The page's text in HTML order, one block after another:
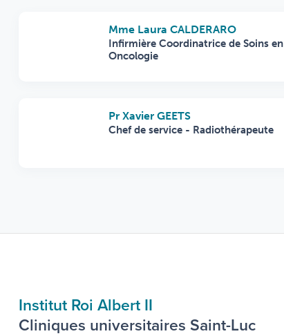
Mme Laura CALDERARO
Infirmière Coordinatrice de Soins en
Oncologie
Pr Xavier GEETS
Chef de service - Radiothérapeute
Institut Roi Albert II
Cliniques universitaires Saint-Luc